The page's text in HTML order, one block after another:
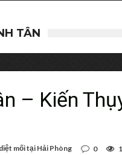
TÂN
– Kiến
mối tại Hải Phòng 0